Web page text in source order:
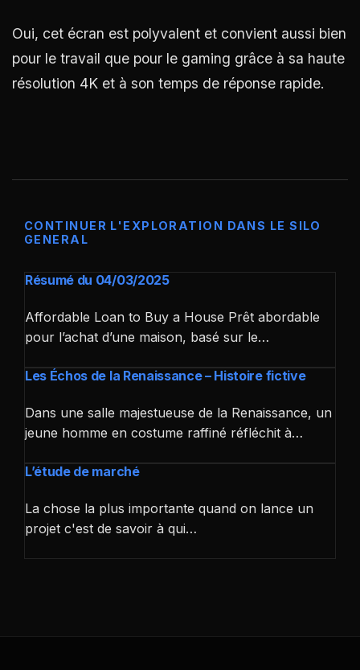
Oui, cet écran est polyvalent et convient aussi bien
pour le travail que pour le gaming grâce à sa haute
résolution 4K et à son temps de réponse rapide.
CONTINUER L'EXPLORATION DANS LE SILO
GENERAL
Résumé du 04/03/2025
Affordable Loan to Buy a House Prêt abordable
pour l’achat d’une maison, basé sur le…
Les Échos de la Renaissance – Histoire fictive
Dans une salle majestueuse de la Renaissance, un
jeune homme en costume raffiné réfléchit à…
L’étude de marché
La chose la plus importante quand on lance un
projet c'est de savoir à qui…